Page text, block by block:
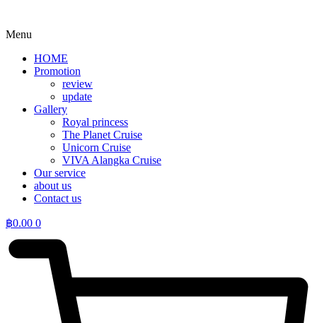
Menu
HOME
Promotion​
review
update
Gallery
Royal princess
The Planet Cruise
Unicorn Cruise
VIVA Alangka Cruise
Our service
about us
Contact us
฿0.00 0